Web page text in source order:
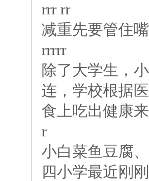
rrrrr
减重先要管住
rrrrr
除了大学生，
连，学校根据
食上吃出健康
r
小白菜鱼豆腐
四小学最近刚